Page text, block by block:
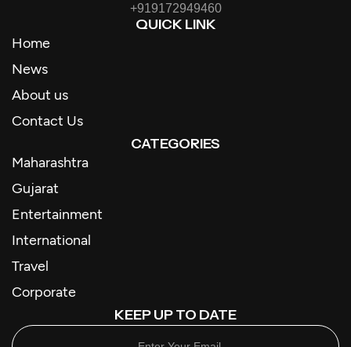
+919172949460
QUICK LINK
Home
News
About us
Contact Us
CATEGORIES
Maharashtra
Gujarat
Entertainment
International
Travel
Corporate
KEEP UP TO DATE